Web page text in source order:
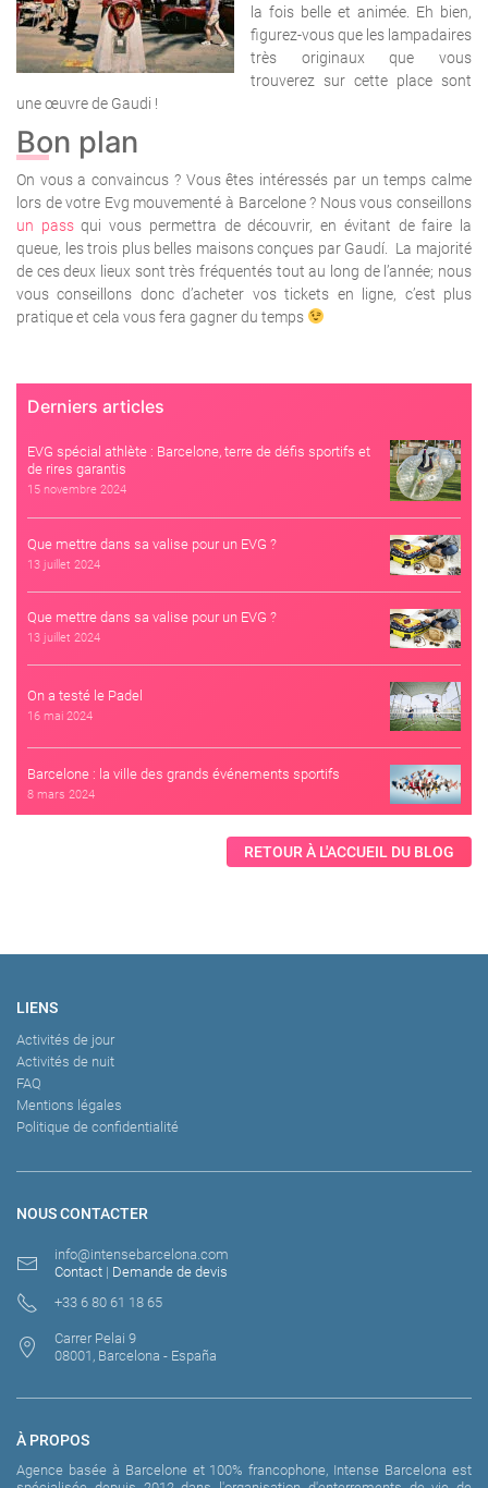
Derniers articles
EVG spécial athlète : Barcelone, terre de défis sportifs et
de rires garantis
15 novembre 2024
Que mettre dans sa valise pour un EVG ?
13 juillet 2024
Que mettre dans sa valise pour un EVG ?
13 juillet 2024
On a testé le Padel
16 mai 2024
Barcelone : la ville des grands événements sportifs
8 mars 2024
RETOUR À L'ACCUEIL DU BLOG
la fois belle et animée. Eh bien,
figurez-vous que les lampadaires
très originaux que vous
trouverez sur cette place sont
une œuvre de Gaudi !
Bon plan
On vous a convaincus ? Vous êtes intéressés par un temps calme
lors de votre Evg mouvementé à Barcelone ? Nous vous conseillons
un passqui vous permettra de découvrir, en évitant de faire la
queue, les trois plus belles maisons conçues par Gaudí.
La majorité
de ces deux lieux sont très fréquentés tout au long de l’année; nous
vous conseillons donc d’acheter vos tickets en ligne, c’est plus
pratique et cela vous fera gagner du temps
NOUS CONTACTER
info@intensebarcelona.com
Contact | Demande de devis
+33 6 80 61 18 65
Carrer Pelai 9
08001, Barcelona - España
LIENS
Activités de jour
Activités de nuit
FAQ
Mentions légales
Politique de confidentialité
À PROPOS
Agence basée à Barcelone et 100% francophone, Intense Barcelona est